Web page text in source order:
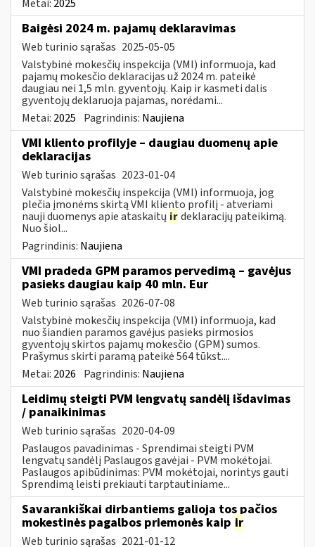
Metai: 2025
Baigėsi 2024 m. pajamų deklaravimas
Web turinio sąrašas 2025-05-05
Valstybinė mokesčių inspekcija (VMI) informuoja, kad
pajamų mokesčio deklaracijas už 2024 m. pateikė
daugiau nei 1,5 mln. gyventojų. Kaip ir kasmeti dalis
gyventojų deklaruoja pajamas, norėdami...
Metai: 2025 Pagrindinis: Naujiena
VMI kliento profilyje – daugiau duomenų apie
deklaracijas
Web turinio sąrašas 2023-01-04
Valstybinė mokesčių inspekcija (VMI) informuoja, jog
plečia įmonėms skirtą VMI kliento profilį - atveriami
nauji duomenys apie ataskaitų irdeklaracijų pateikimą.
Nuo šiol...
Pagrindinis: Naujiena
VMI pradeda GPM paramos pervedimą – gavėjus
pasieks daugiau kaip 40 mln. Eur
Web turinio sąrašas 2026-07-08
Valstybinė mokesčių inspekcija (VMI) informuoja, kad
nuo šiandien paramos gavėjus pasieks pirmosios
gyventojų skirtos pajamų mokesčio (GPM) sumos.
Prašymus skirti paramą pateikė 564 tūkst....
Metai: 2026 Pagrindinis: Naujiena
Leidimų steigti PVM lengvatų sandėlį išdavimas
/ panaikinimas
Web turinio sąrašas 2020-04-09
Paslaugos pavadinimas - Sprendimai steigti PVM
lengvatų sandėlį Paslaugos gavėjai - PVM mokėtojai.
Paslaugos apibūdinimas: PVM mokėtojai, norintys gauti
Sprendimą leisti prekiauti tarptautiniame...
Savarankiškai dirbantiems galioja tos pačios
mokestinės pagalbos priemonės kaip ir
Web turinio sąrašas 2021-01-12